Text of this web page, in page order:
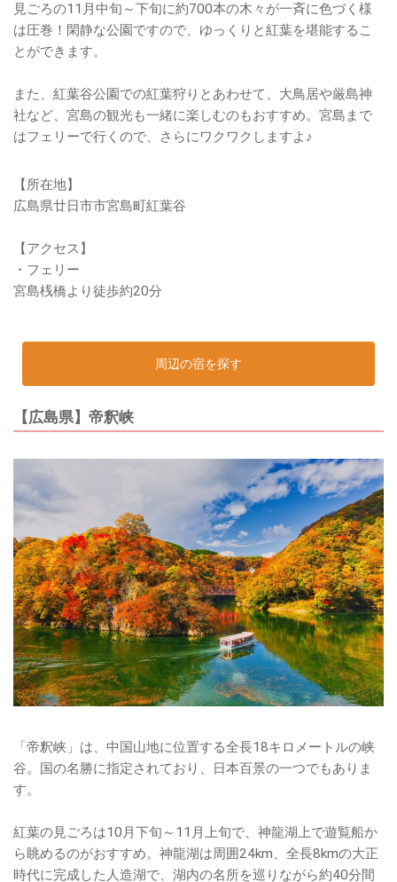
見ごろの11月中旬～下旬に約700本の木々が一斉に色づく様
は圧巻！閑静な公園ですので、ゆっくりと紅葉を堪能するこ
とができます。
また、紅葉谷公園での紅葉狩りとあわせて、大鳥居や厳島神
社など、宮島の観光も一緒に楽しむのもおすすめ。宮島まで
はフェリーで行くので、さらにワクワクしますよ♪
【所在地】
広島県廿日市市宮島町紅葉谷
【アクセス】
・フェリー
宮島桟橋より徒歩約20分
周辺の宿を探す
【広島県】帝釈峡
「帝釈峡」は、中国山地に位置する全長18キロメートルの峡
谷。国の名勝に指定されており、日本百景の一つでもありま
す。
紅葉の見ごろは10月下旬～11月上旬で、神龍湖上で遊覧船か
ら眺めるのがおすすめ。神龍湖は周囲24km、全長8kmの大正
時代に完成した人造湖で、湖内の名所を巡りながら約40分間